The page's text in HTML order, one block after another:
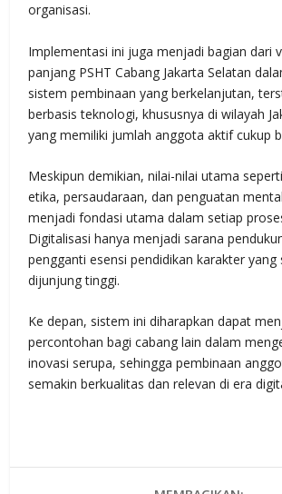
organisasi.
Implementasi ini juga menjadi bagian dari
panjang PSHT Cabang Jakarta Selatan
sistem pembinaan yang berkelanjutan,
berbasis teknologi, khususnya di wilayah
yang memiliki jumlah anggota aktif cukup
Meskipun demikian, nilai-nilai utama
etika, persaudaraan, dan penguatan
menjadi fondasi utama dalam setiap
Digitalisasi hanya menjadi sarana
pengganti esensi pendidikan karakter yang
dijunjung tinggi.
Ke depan, sistem ini diharapkan dapat
percontohan bagi cabang lain dalam
inovasi serupa, sehingga pembinaan
semakin berkualitas dan relevan di era